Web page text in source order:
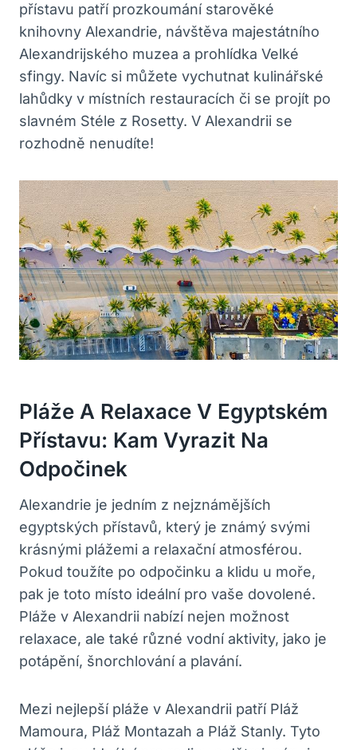
přístavu patří prozkoumání starověké
knihovny Alexandrie, návštěva majestátního
Alexandrijského muzea a prohlídka Velké
sfingy. Navíc si můžete vychutnat kulinářské
lahůdky v místních restauracích či se projít po
slavném Stéle z Rosetty. V Alexandrii se
rozhodně nenudíte!
Pláže A Relaxace V Egyptském
Přístavu: Kam Vyrazit Na
Odpočinek
Alexandrie je jedním z nejznámějších
egyptských přístavů, který je známý svými
krásnými plážemi a relaxační atmosférou.
Pokud toužíte po odpočinku a klidu u moře,
pak je toto místo ideální pro vaše dovolené.
Pláže v Alexandrii nabízí nejen možnost
relaxace, ale také různé vodní aktivity, jako je
potápění, šnorchlování a plavání.
Mezi nejlepší pláže v Alexandrii patří Pláž
Mamoura, Pláž Montazah a Pláž Stanly. Tyto